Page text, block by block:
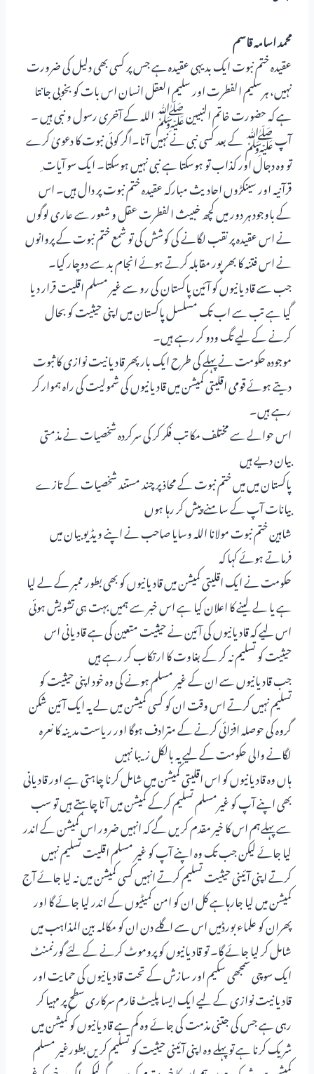
محمد اسامہ قاسم
عقیدہ ختم نبوت ایک بدیہی عقیدہ ہے جس پر کسی بھی دلیل کی ضرورت
نہیں، ہرسلیم الفطرت اور سلیم العقل انسان اس بات کو بخوبی جانتا
ہے کہ حضورت خاتم النبیین ﷺ اللہ کے آخری رسول و نبی ہیں ۔
آپ ﷺ کے بعد کسی نبی نے نہیں آنا۔اگر کوئی نبوت کا دعویٰ کرے
تو وہ دجال اور کذاب تو ہوسکتا ہے نبی نہیں ہوسکتا۔ ایک سو آیات ِ
قرآنیہ اور سینکڑوں احادیث مبارکہ عقیدہ ختم نبوت پر دال ہیں۔ اس
کے باوجود ہر دور میں کچھ خبیث الفطرت عقل و شعور سے عاری لوگوں
نے اس عقیدہ پر نقب لگانے کی کوشش کی تو شمع ختم نبوت کے پروانوں
نے اس فتنہ کا بھرپور مقابلہ کرتے ہوئے انجام بد سے دوچار کیا۔
جب سے قادیانیوں کو آئین پاکستان کی رو سے غیر مسلم اقلیت قرار دیا
گیا ہے تب سے اب تک مسلسل پاکستان میں اپنی حیثیت کو بحال
کرنے کے لیے تگ ودو کر رہے ہیں۔
موجودہ حکومت نے پہلے کی طرح ایک بار پھر قادیانیت نوازی کا ثبوت
دیتے ہوئے قومی اقلیتی کمیشن میں قادیانیوں کی شمولیت کی راہ ہموار کر
رہے ہیں۔
اس حوالے سے مختلف مکاتب فکر کر کی سرکردہ شخصیات نے مذمتی
بیان دیے ہیں
پاکستان میں میں ختم نبوت کے محاذ پر چند مستند شخصیات کے تازے
بیانات آپ کے سامنے پیش کر رہا ہوں
شاہین ختم نبوت مولانا اللہ وسایا صاحب نے اپنے ویڈیو بیان میں
فرماتے ہوئے کہا کہ
حکومت نے ایک اقلیتی کمیشن میں قادیانیوں کو بھی بطور ممبر کے لے لیا
ہے یا لے لینے کا اعلان کیا ہے اس خبر سے ہمیں بہت ہی تشویش ہوئی
اس لیے کہ قادیانیوں کی آئین نے حیثیت متعین کی ہے قادیانی اس
حیثیت کو تسلیم نہ کر کے بغاوت کا ارتکاب کر رہے ہیں
جب قادیانیوں سے ان کے غیر مسلم ہونے کی وہ خود اپنی حیثیت کو
تسلیم نہیں کرتے اس وقت ان کو کسی کمیشن میں لے یہ ایک آئین شکن
گروہ کی حوصلہ افزائی کرنے کے مترادف ہوگا اور ریاست مدینہ کا نعرہ
لگانے والی حکومت کے لیے یہ بالکل زیبا نہیں
ہاں وہ قادیانیوں کو اس اقلیتی کمیشن میں شامل کرنا چاہتی ہے اور قادیانی
بھی اپنے آپ کو غیرمسلم تسلیم کرکے کمیشن میں آنا چاہتے ہیں تو سب
سے پہلےہم اس کا خیر مقدم کریں گے کہ انہیں ضرور اس کمیشن کے اندر
لیا جائے لیکن جب تک وہ اپنے آپ کو غیر مسلم اقلیت تسلیم نہیں
کرتے اپنی آئینی حیثیت تسلیم کرتے انہیں کسی کمیشن میں نہ لیا جائے آج
کمیشن میں لیا جارہاہے کل ان کو امن کمیٹیوں کے اندر لیا جائے گا اور
پھران کو علماء بورڈمیں اس سے اگلے دن ان کو مکالمہ بین المذاہب میں
شامل کر لیا جائے گا۔ تو قادیانیوں کو پروموٹ کرنے کے لئے گورنمنٹ
ایک سوچی سمجھی سکیم اور سازش کے تحت قادیانیوں کی حمایت اور
قادیانیت نوازی کے لیے ایک ایسا پلیٹ فارم سرکاری سطح پر مہیا کر
رہی ہے جس کی جتنی مذمت کی جائے وہ کم ہے قادیانیوں کو کمیشن میں
شریک کرنا ہے تو پہلے وہ اپنی آئینی حیثیت کو تسلیم کریں بطورغیر مسلم